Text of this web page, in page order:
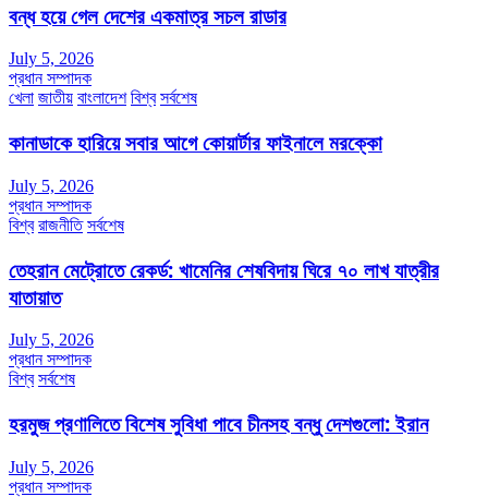
বন্ধ হয়ে গেল দেশের একমাত্র সচল রাডার
July 5, 2026
প্রধান সম্পাদক
খেলা জাতীয় বাংলাদেশ বিশ্ব সর্বশেষ
কানাডাকে হারিয়ে সবার আগে কোয়ার্টার ফাইনালে মরক্কো
July 5, 2026
প্রধান সম্পাদক
বিশ্ব রাজনীতি সর্বশেষ
তেহরান মেট্রোতে রেকর্ড: খামেনির শেষবিদায় ঘিরে ৭০ লাখ যাত্রীর
যাতায়াত
July 5, 2026
প্রধান সম্পাদক
বিশ্ব সর্বশেষ
হরমুজ প্রণালিতে বিশেষ সুবিধা পাবে চীনসহ বন্ধু দেশগুলো: ইরান
July 5, 2026
প্রধান সম্পাদক